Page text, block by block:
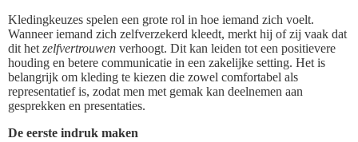
Kledingkeuzes spelen een grote rol in hoe iemand zich voelt.
Wanneer iemand zich zelfverzekerd kleedt, merkt hij of zij vaak dat
dit het zelfvertrouwen verhoogt. Dit kan leiden tot een positievere
houding en betere communicatie in een zakelijke setting. Het is
belangrijk om kleding te kiezen die zowel comfortabel als
representatief is, zodat men met gemak kan deelnemen aan
gesprekken en presentaties.
De eerste indruk maken